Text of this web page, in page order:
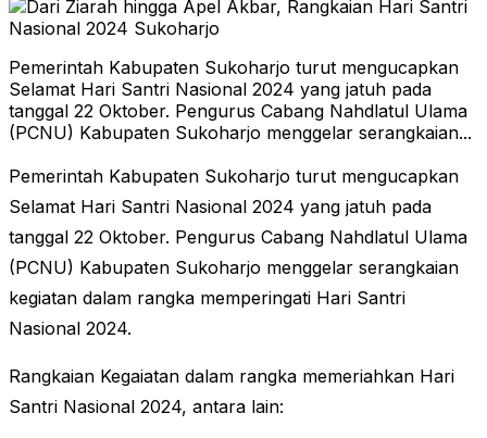
Pemerintah Kabupaten Sukoharjo turut mengucapkan
Selamat Hari Santri Nasional 2024 yang jatuh pada
tanggal 22 Oktober. Pengurus Cabang Nahdlatul Ulama
(PCNU) Kabupaten Sukoharjo menggelar serangkaian...
Pemerintah Kabupaten Sukoharjo turut mengucapkan
Selamat Hari Santri Nasional 2024 yang jatuh pada
tanggal 22 Oktober. Pengurus Cabang Nahdlatul Ulama
(PCNU) Kabupaten Sukoharjo menggelar serangkaian
kegiatan dalam rangka memperingati Hari Santri
Nasional 2024.
Rangkaian Kegaiatan dalam rangka memeriahkan Hari
Santri Nasional 2024, antara lain: